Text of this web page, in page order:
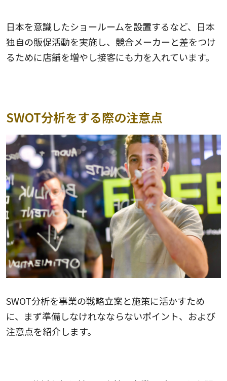
日本を意識したショールームを設置するなど、日本
独自の販促活動を実施し、競合メーカーと差をつけ
るために店舗を増やし接客にも力を入れています。
SWOT分析をする際の注意点
SWOT分析を事業の戦略立案と施策に活かすため
に、まず準備しなけれなならないポイント、および
注意点を紹介します。